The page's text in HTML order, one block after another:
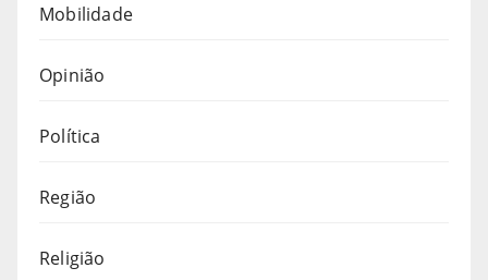
Mobilidade
Opinião
Política
Região
Religião